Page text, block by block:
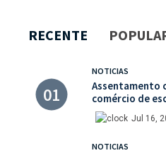
RECENTE
NOTICIAS
Assentamento
comércio de
Jul 16,
NOTICIAS